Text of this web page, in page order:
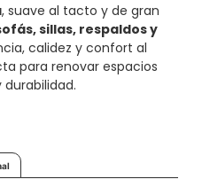
, suave al tacto y de gran
sillas, respaldos y
calidez y confort al
para renovar espacios